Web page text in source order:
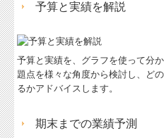
予算と実績を解説
予算と実績を、グラフを使って分
題点を様々な角度から検討し、ど
るかアドバイスします。
期末までの業績予測